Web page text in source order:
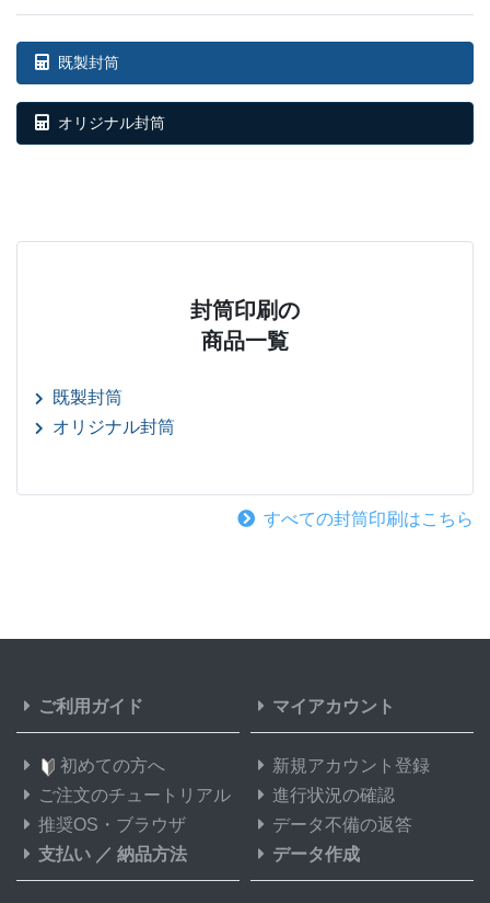
既製封筒
オリジナル封筒
封筒印刷の
商品一覧
既製封筒
オリジナル封筒
すべての封筒印刷はこちら
ご利用ガイド
初めての方へ
ご注文のチュートリアル
推奨OS・ブラウザ
マイアカウント
新規アカウント登録
進行状況の確認
データ不備の返答
支払い ／ 納品方法 データ作成